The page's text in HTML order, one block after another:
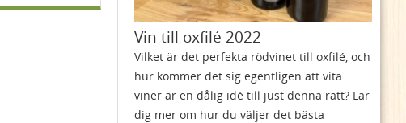
Vin till oxfilé 2022
Vilket är det perfekta rödvinet till oxfilé, och
hur kommer det sig egentligen att vita
viner är en dålig idé till just denna rätt? Lär
dig mer om hur du väljer det bästa